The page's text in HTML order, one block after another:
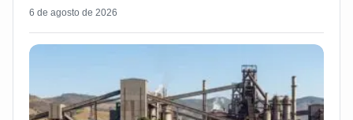
6 de agosto de 2026